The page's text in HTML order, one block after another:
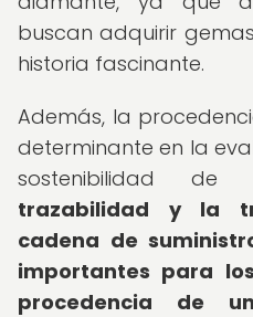
buscan adquirir
historia fascinante.
Además, la
determinante en la
sostenibilidad
trazabilidad y la
cadena de
importantes para
procedencia de